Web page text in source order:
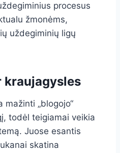
procesus
žmonėms,
uždegiminių ligų
kraujagysles
„blogojo“
todėl teigiamai veikia
Juose esantis
skatina